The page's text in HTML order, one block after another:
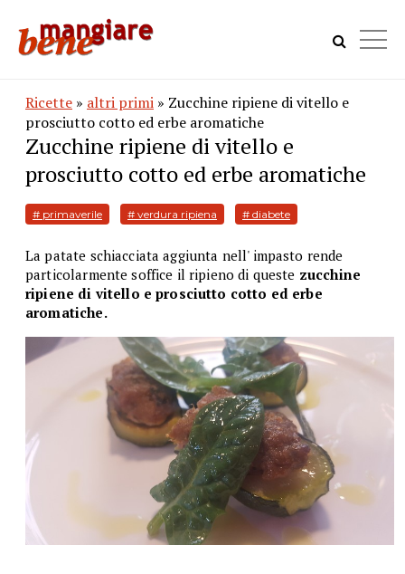
Ricette » altri primi » Zucchine ripiene di vitello e
prosciutto cotto ed erbe aromatiche
Zucchine ripiene di vitello e
prosciutto cotto ed erbe aromatiche
# primaverile # verdura ripiena # diabete
La patate schiacciata aggiunta nell' impasto rende
particolarmente soffice il ripieno di queste zucchine
ripiene di vitello e prosciutto cotto ed erbe
aromatiche.